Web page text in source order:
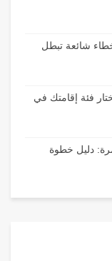
العمرة بالترتيب: 5 أخطاء شائعة تبطل
2026: كيف تختار فئة إقامتك في
دليل خطوة